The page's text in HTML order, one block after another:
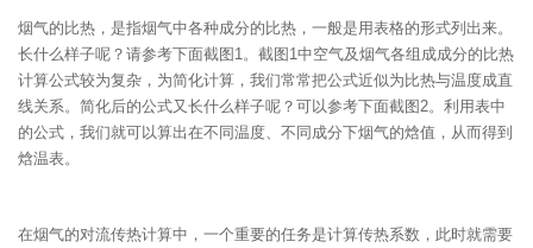
烟气的比热，是指烟气中各种成分的比热，一般是用表格的形式列出来。
长什么样子呢？请参考下面截图1。截图1中空气及烟气各组成成分的比热
计算公式较为复杂，为简化计算，我们常常把公式近似为比热与温度成直
线关系。简化后的公式又长什么样子呢？可以参考下面截图2。利用表中
的公式，我们就可以算出在不同温度、不同成分下烟气的焓值，从而得到
焓温表。
在烟气的对流传热计算中，一个重要的任务是计算传热系数，此时就需要